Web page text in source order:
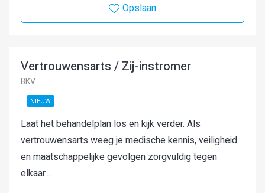
Opslaan
Vertrouwensarts / Zij-instromer
BKV
NIEUW
Laat het behandelplan los en kijk verder. Als
vertrouwensarts weeg je medische kennis, veiligheid
en maatschappelijke gevolgen zorgvuldig tegen
elkaar...